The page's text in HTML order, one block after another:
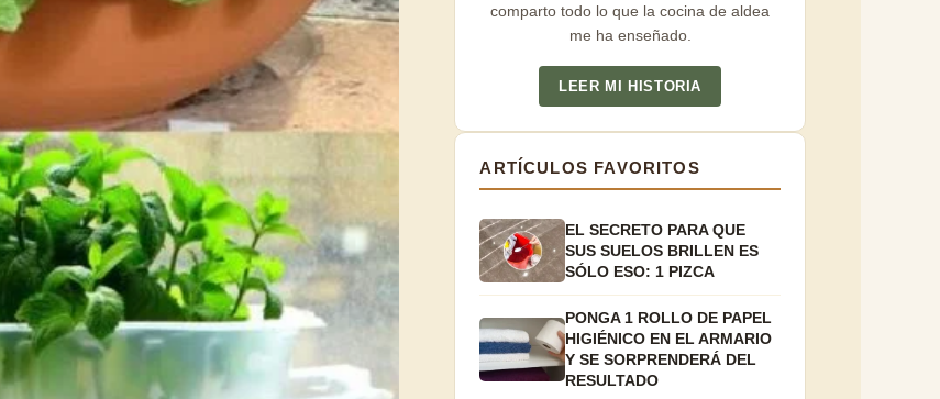
comparto todo lo que la cocina de aldea
me ha enseñado.
LEER MI HISTORIA
ARTÍCULOS FAVORITOS
EL SECRETO PARA QUE
SUS SUELOS BRILLEN ES
SÓLO ESO: 1 PIZCA
PONGA 1 ROLLO DE PAPEL
HIGIÉNICO EN EL ARMARIO
Y SE SORPRENDERÁ DEL
RESULTADO